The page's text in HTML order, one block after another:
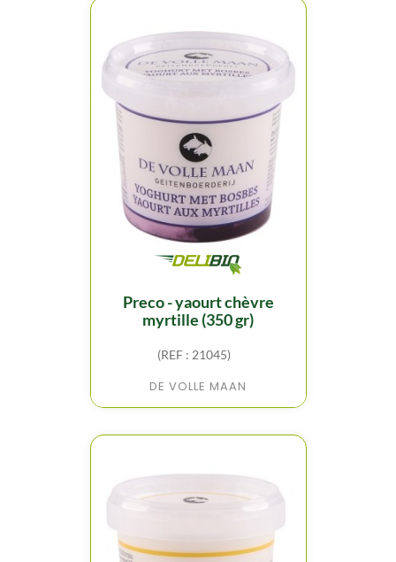
preco - yaourt chèvre
myrtille (350 gr)
(REF : 21045)
DE VOLLE MAAN